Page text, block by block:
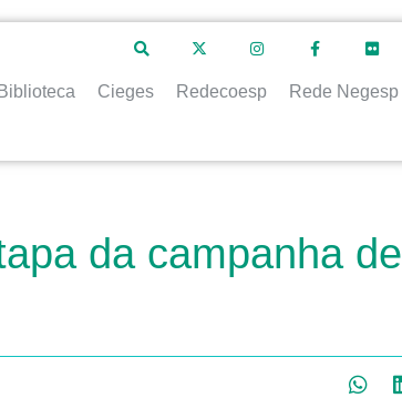
Biblioteca Cieges Redecoesp Rede Negesp
da campanha de